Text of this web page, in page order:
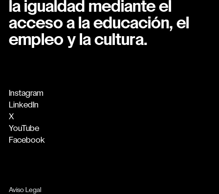
la igualdad mediante el
acceso a la educación, el
empleo y la cultura.
Instagram
LinkedIn
X
YouTube
Facebook
Aviso Legal